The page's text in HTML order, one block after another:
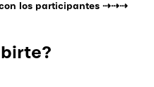
con los participantes ⇢⇢⇢